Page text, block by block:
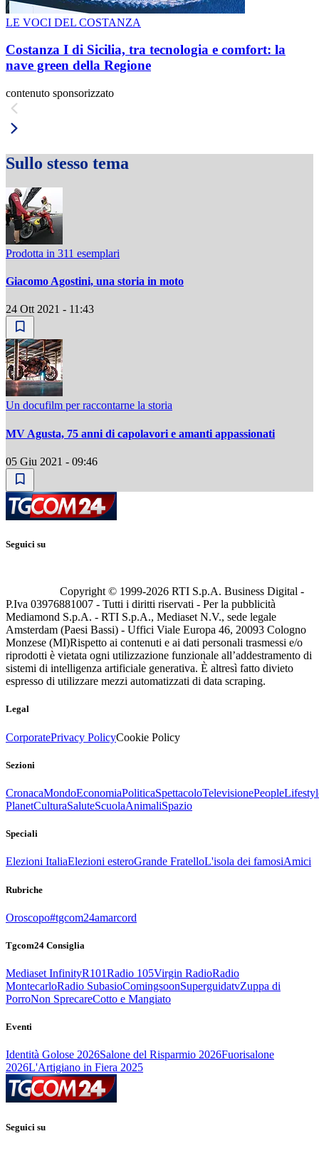
LE VOCI DEL COSTANZA
Costanza I di Sicilia, tra tecnologia e comfort: la
nave green della Regione
contenuto sponsorizzato
Sullo stesso tema
Prodotta in 311 esemplari
Giacomo Agostini, una storia in moto
24 Ott 2021 - 11:43
Un docufilm per raccontarne la storia
MV Agusta, 75 anni di capolavori e amanti appassionati
05 Giu 2021 - 09:46
Seguici su
Copyright © 1999-2026 RTI S.p.A. Business Digital -
P.Iva 03976881007 - Tutti i diritti riservati - Per la pubblicità
Mediamond S.p.A. - RTI S.p.A., Mediaset N.V., sede legale
Amsterdam (Paesi Bassi) - Uffici Viale Europa 46, 20093 Cologno
Monzese (MI)Rispetto ai contenuti e ai dati personali trasmessi e/o
riprodotti è vietata ogni utilizzazione funzionale all’addestramento di
sistemi di intelligenza artificiale generativa. È altresì fatto divieto
espresso di utilizzare mezzi automatizzati di data scraping.
Legal
CorporatePrivacy PolicyCookie Policy
Sezioni
CronacaMondoEconomiaPoliticaSpettacoloTelevisionePeople
PlanetCulturaSaluteScuolaAnimaliSpazio
Speciali
Elezioni ItaliaElezioni esteroGrande FratelloL'isola dei famosiAmici
Rubriche
Oroscopo#tgcom24amarcord
Tgcom24 Consiglia
Mediaset InfinityR101Radio 105Virgin RadioRadio
MontecarloRadio SubasioComingsoonSuperguidatvZuppa di
PorroNon SprecareCotto e Mangiato
Eventi
Identità Golose 2026Salone del Risparmio 2026Fuorisalone
2026L'Artigiano in Fiera 2025
Seguici su